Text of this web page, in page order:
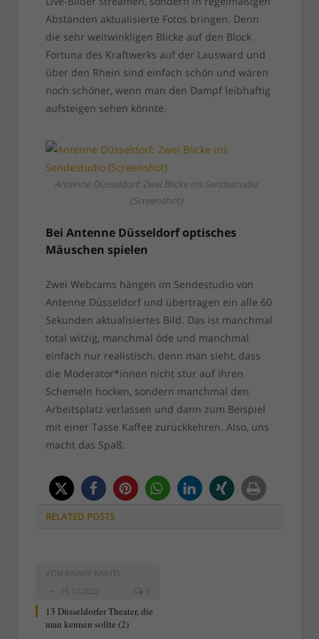
Abständen aktualisierte Fotos bringen. Denn
die sehr weitwinkligen Blicke auf den Block
Fortuna des Kraftwerks auf der Lausward und
über den Rhein sind einfach schön und wären
noch schöner, wenn man den Dampf leibhaftig
aufsteigen sehen könnte.
Antenne Düsseldorf: Zwei Blicke ins Sendestudio
(Screenshot)
Bei Antenne Düsseldorf optisches
Mäuschen spielen
Zwei Webcams hängen im Sendestudio von
Antenne Düsseldorf und übertragen ein alle 60
Sekunden aktualisiertes Bild. Das ist manchmal
total witzig, manchmal öde und manchmal
einfach nur realistisch, denn man sieht, dass
die Moderator*innen nicht stur auf ihren
Schemeln hocken, sondern manchmal den
Arbeitsplatz verlassen und dann zum Beispiel
mit einer Tasse Kaffee zurückkehren. Also, uns
macht das Spaß.
RELATED POSTS
VON RAINER BARTEL
16.12.2022
0
13 Düsseldorfer Theater, die
man kennen sollte (2)